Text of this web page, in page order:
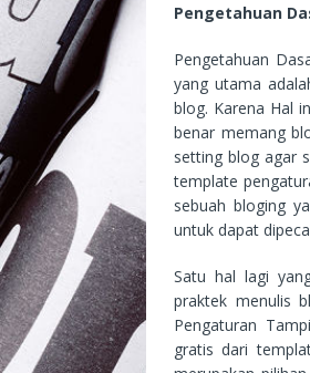
Pengetahuan
Pengetahuan
yang utama
blog. Karena Hal
benar memang
setting blog agar
template
sebuah bloging
untuk dapat
Satu hal lagi
praktek menulis
Pengaturan
gratis dari